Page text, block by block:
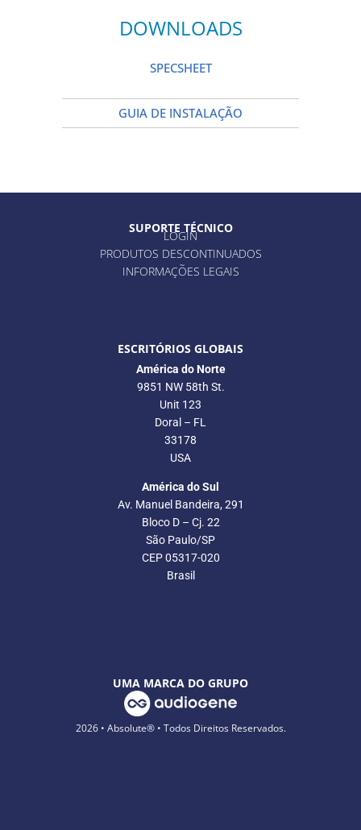
DOWNLOADS
SPECSHEET
GUIA DE INSTALAÇÃO
SUPORTE TÉCNICO
LOGIN
PRODUTOS DESCONTINUADOS
INFORMAÇÕES LEGAIS
ESCRITÓRIOS GLOBAIS
América do Norte
9851 NW 58th St.
Unit 123
Doral – FL
33178
USA
América do Sul
Av. Manuel Bandeira, 291
Bloco D – Cj. 22
São Paulo/SP
CEP 05317-020
Brasil
UMA MARCA DO GRUPO
2026 • Absolute® • Todos Direitos Reservados.